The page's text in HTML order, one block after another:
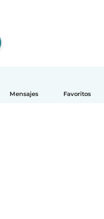
Mensajes Favoritos